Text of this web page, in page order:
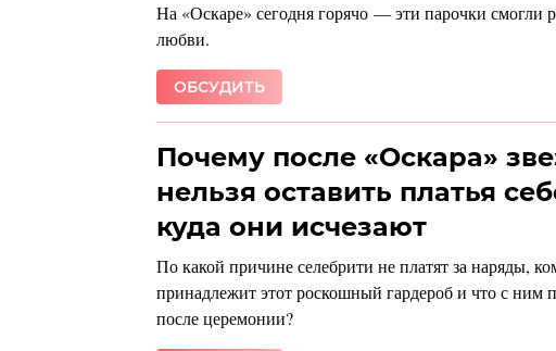
На «Оскаре» сегодня горячо — эти парочки смогли
любви.
ОБСУДИТЬ
Почему после «Оскара»
нельзя оставить платья
куда они исчезают
По какой причине селебрити не платят за наряды,
принадлежит этот роскошный гардероб и что с ним
после церемонии?